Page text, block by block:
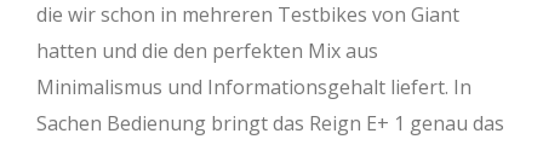
die wir schon in mehreren Testbikes von Giant
hatten und die den perfekten Mix aus
Minimalismus und Informationsgehalt liefert. In
Sachen Bedienung bringt das Reign E+ 1 genau das